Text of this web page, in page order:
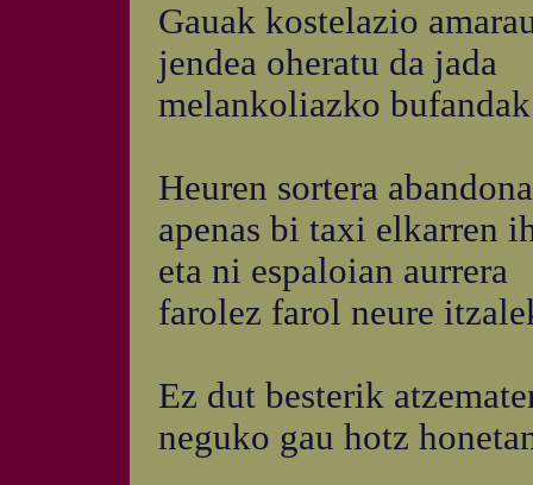
Gauak kostelazio
jendea oheratu da jada
melankoliazko
Heuren sortera
apenas bi taxi elkarren
eta ni espaloian aurrera
farolez farol neure
Ez dut besterik
neguko gau hotz